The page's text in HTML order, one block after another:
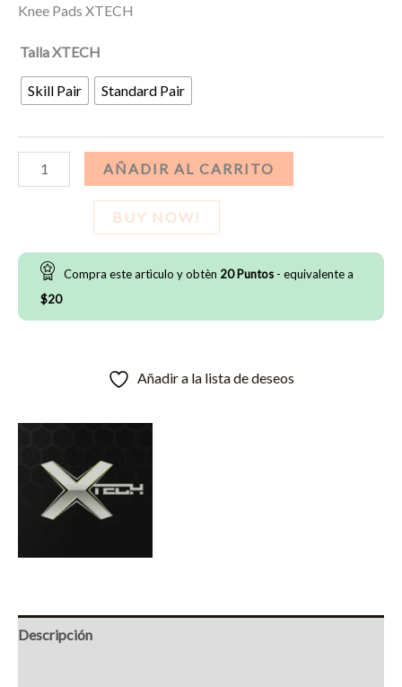
Knee Pads XTECH
Talla XTECH
Skill Pair Standard Pair
Knee
Pads
AÑADIR AL CARRITO
BUY NOW!
Compra este artìculo y obtèn 20Puntos - equivalente a
$20
Añadir a la lista de deseos
Descripción